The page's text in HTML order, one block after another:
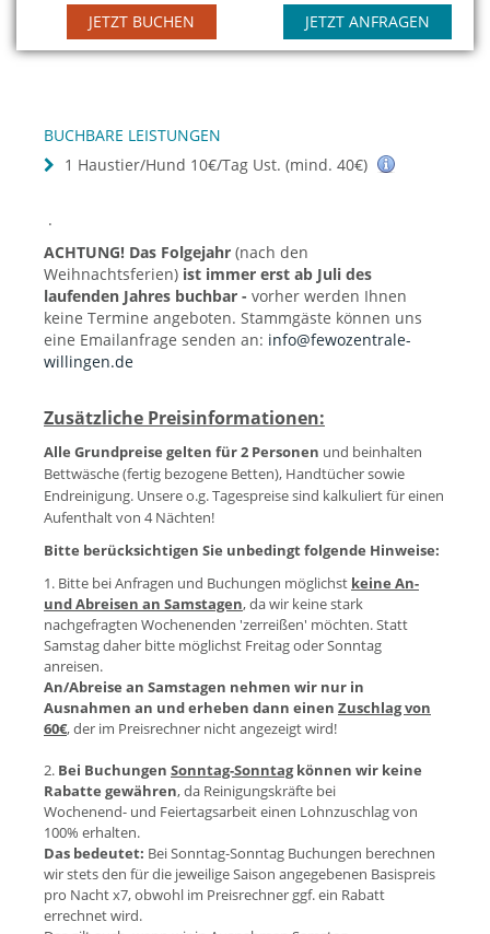
JETZT ANFRAGEN
JETZT BUCHEN
BUCHBARE LEISTUNGEN
1 Haustier/Hund 10€/Tag Ust. (mind. 40€)
.
ACHTUNG! Das Folgejahr (nach den
Weihnachtsferien) ist immer erst ab Juli des
laufenden Jahres buchbar - vorher werden Ihnen
keine Termine angeboten. Stammgäste können uns
eine Emailanfrage senden an: info@fewozentrale-
willingen.de
Zusätzliche Preisinformationen:
Alle Grundpreise gelten für 2 Personen und beinhalten
Bettwäsche (fertig bezogene Betten), Handtücher sowie
Endreinigung. Unsere o.g. Tagespreise sind kalkuliert für einen
Aufenthalt von 4 Nächten!
Bitte berücksichtigen Sie unbedingt folgende Hinweise:
1. Bitte bei Anfragen und Buchungen möglichst keine An-
und Abreisen an Samstagen, da wir keine stark
nachgefragten Wochenenden 'zerreißen' möchten. Statt
Samstag daher bitte möglichst Freitag oder Sonntag
anreisen.
An/Abreise an Samstagen nehmen wir nur in
Ausnahmen an und erheben dann einen Zuschlag von
60€, der im Preisrechner nicht angezeigt wird!
2. Bei Buchungen Sonntag-Sonntagkönnen wir keine
Rabatte gewähren, da Reinigungskräfte bei
Wochenend- und Feiertagsarbeit einen Lohnzuschlag von
100% erhalten.
Das bedeutet: Bei Sonntag-Sonntag Buchungen berechnen
wir stets den für die jeweilige Saison angegebenen Basispreis
pro Nacht x7, obwohl im Preisrechner ggf. ein Rabatt
errechnet wird.